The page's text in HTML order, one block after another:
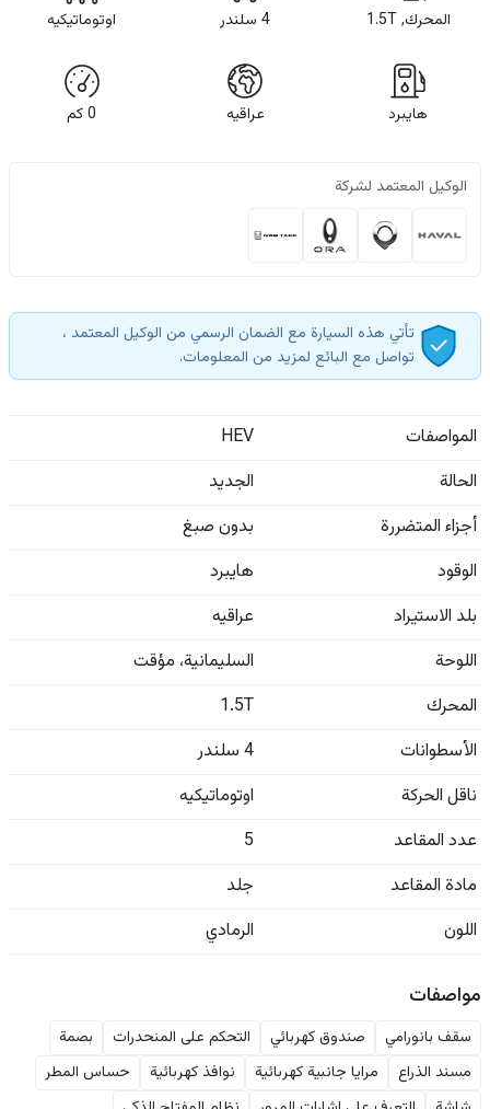
المحرك, 1.5T 4 سلندر اوتوماتيكيه
هايبرد عراقيه 0كم
الوكيل المعتمد لشركة
تأتي هذه السيارة مع الضمان الرسمي من الوكيل المعتمد ،
تواصل مع البائع لمزيد من المعلومات.
المواصفات
HEV
الحالة
الجديد
أجزاء المتضررة
بدون صبغ
الوقود
هايبرد
بلد الاستيراد
عراقيه
اللوحة
السليمانية، مؤقت
المحرك
1.5T
الأسطوانات
4 سلندر
ناقل الحركة
اوتوماتيكيه
عدد المقاعد
5
مادة المقاعد
جلد
اللون
الرمادي
مواصفات
سقف بانورامي صندوق كهربائي التحكم على المنحدرات
بصمة
مسند الذراع
مرايا جانبية كهربائية نوافذ كهربائية
حساس المطر